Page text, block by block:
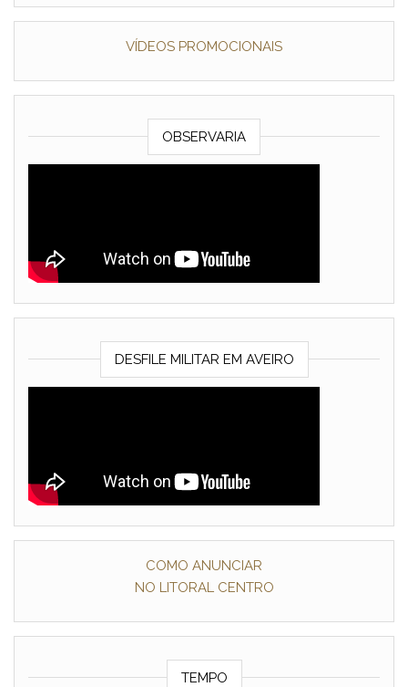
VÍDEOS PROMOCIONAIS
OBSERVARIA
DESFILE MILITAR EM AVEIRO
COMO ANUNCIAR
NO LITORAL CENTRO
TEMPO